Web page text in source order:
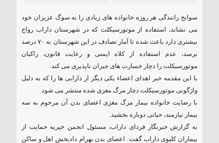
سوانح رانندگی هر روزه خانواده های زیادی را به سوگ عزیزان خود
می نشاند، استفاده از موتورسیکلت که در شهرستان داراب رواج
بیشتری دارد باعث شده تا آمار تصادف در این شهرستان به ۷۰ درصد
برسد، عدم استفاده از کلاه ایمنی و رعایت قانون، راکبان
موتورسیکلت را دچار خسارت های جبران ناپذیری می کند.
با این مقدمه خبر اهدای اعضاء یکی دیگر ار دارابی ها را که به دلیل
واژگونی موتورسیکلت دچار مرگ مغزی شده منتشر می شود.
با رضایت خانواده بیمار مرگ مغزی اعضای بدن آن مرحوم به سه
بیمار نیازمند، حیاتی دوباره بخشید.
به گزارش خبرنگار فردای داراب، مسئول انجمن خیریه حمایت از
بیماران کلیوی داراب گفت: اعضای بدن بهرام دادبخش اهل و ساکن